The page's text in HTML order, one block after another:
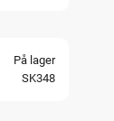
På lager
SK348